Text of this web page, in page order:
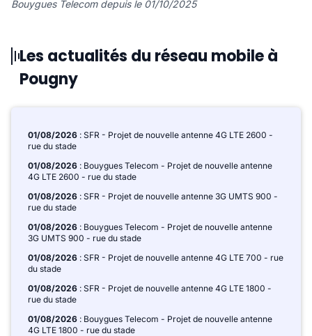
Bouygues Telecom depuis le 01/10/2025
Les actualités du réseau mobile à
Pougny
01/08/2026 : SFR - Projet de nouvelle antenne 4G LTE 2600 -
rue du stade
01/08/2026 : Bouygues Telecom - Projet de nouvelle antenne
4G LTE 2600 - rue du stade
01/08/2026 : SFR - Projet de nouvelle antenne 3G UMTS 900 -
rue du stade
01/08/2026 : Bouygues Telecom - Projet de nouvelle antenne
3G UMTS 900 - rue du stade
01/08/2026 : SFR - Projet de nouvelle antenne 4G LTE 700 - rue
du stade
01/08/2026 : SFR - Projet de nouvelle antenne 4G LTE 1800 -
rue du stade
01/08/2026 : Bouygues Telecom - Projet de nouvelle antenne
4G LTE 1800 - rue du stade